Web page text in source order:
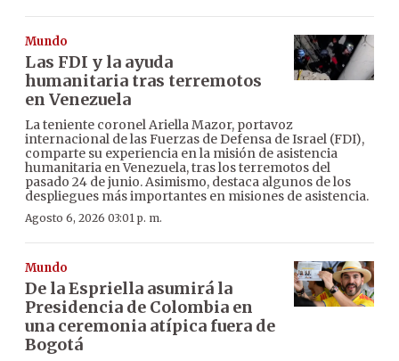
Mundo
Las FDI y la ayuda
humanitaria tras terremotos
en Venezuela
La teniente coronel Ariella Mazor, portavoz
internacional de las Fuerzas de Defensa de Israel (FDI),
comparte su experiencia en la misión de asistencia
humanitaria en Venezuela, tras los terremotos del
pasado 24 de junio. Asimismo, destaca algunos de los
despliegues más importantes en misiones de asistencia.
Agosto 6, 2026 03:01 p. m.
Mundo
De la Espriella asumirá la
Presidencia de Colombia en
una ceremonia atípica fuera de
Bogotá